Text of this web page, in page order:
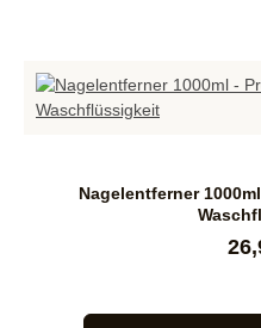
Nagelentferner